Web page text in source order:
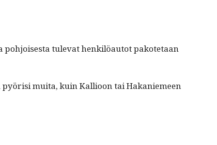
pohjois­es­ta tule­vat henkilöau­tot pakote­taan
mui­ta, kuin Kallioon tai Hakaniemeen